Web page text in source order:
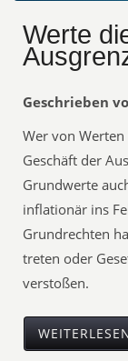
Werte
Geschrieben
Wer von
Geschäft der
Grundwerte
inflationär ins
Grundrechten
treten oder
verstoßen.